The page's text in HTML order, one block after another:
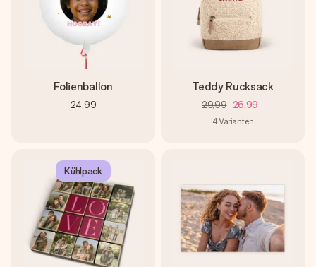
Folienballon
24,99
Teddy Rucksack
29,99 26,99
4Varianten
Kühlpack